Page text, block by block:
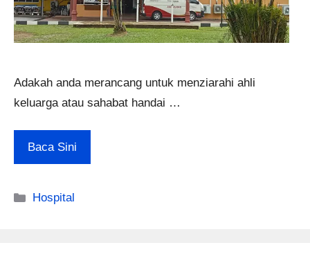
Adakah anda merancang untuk menziarahi ahli
keluarga atau sahabat handai …
Baca Sini
Categories
Hospital